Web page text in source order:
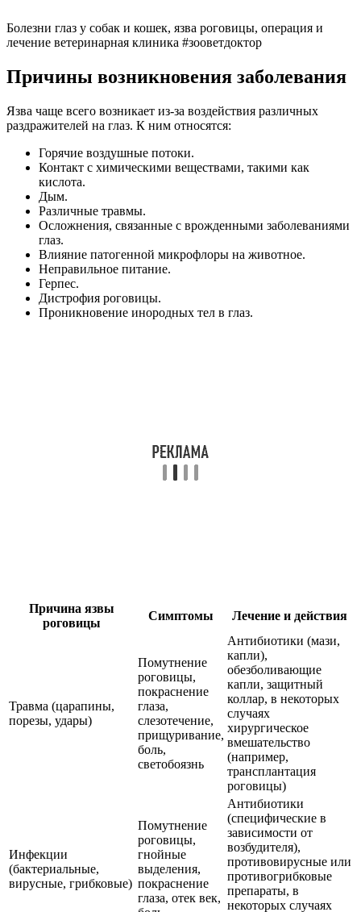
Болезни глаз у собак и кошек, язва роговицы, операция и
лечение ветеринарная клиника #зооветдоктор
Причины возникновения заболевания
Язва чаще всего возникает из-за воздействия различных
раздражителей на глаз. К ним относятся:
Горячие воздушные потоки.
Контакт с химическими веществами, такими как
кислота.
Дым.
Различные травмы.
Осложнения, связанные с врожденными заболеваниями
глаз.
Влияние патогенной микрофлоры на животное.
Неправильное питание.
Герпес.
Дистрофия роговицы.
Проникновение инородных тел в глаз.
Причина язвы
роговицы
Симптомы Лечение и действия
Травма (царапины,
порезы, удары)
Помутнение
роговицы,
покраснение
глаза,
слезотечение,
прищуривание,
боль,
светобоязнь
Антибиотики (мази,
капли),
обезболивающие
капли, защитный
коллар, в некоторых
случаях
хирургическое
вмешательство
(например,
трансплантация
роговицы)
Инфекции
(бактериальные,
вирусные, грибковые)
Помутнение
роговицы,
гнойные
выделения,
покраснение
глаза, отек век,
Антибиотики
(специфические в
зависимости от
возбудителя),
противовирусные или
противогрибковые
препараты, в
некоторых случаях